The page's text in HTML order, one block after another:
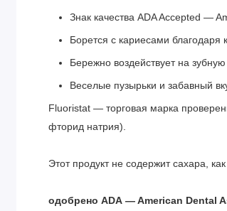
Знак качества ADA Accepted —
Борется с кариесами
Бережно воздействует на
Веселые пузырьки и забавный
Fluoristat — торговая марка
фторид натрия).
Этот продукт не содержит сахара,
одобрено ADA — American Dental